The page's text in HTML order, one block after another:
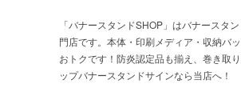
「バナースタンドSHOP」はバナースタ
門店です。本体・印刷メディア・収納バ
おトクです！防炎認定品も揃え、巻き取
ップバナースタンドサインなら当店へ！